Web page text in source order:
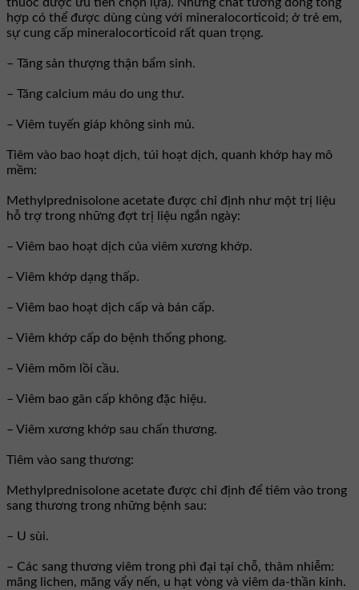
thuốc được ưu tiên chọn lựa). Những chất tương đồng tổng
hợp có thể được dùng cùng với mineralocorticoid; ở trẻ em,
sự cung cấp mineralocorticoid rất quan trọng.
– Tăng sản thượng thận bẩm sinh.
– Tăng calcium máu do ung thư.
– Viêm tuyến giáp không sinh mủ.
Tiêm vào bao hoạt dịch, túi hoạt dịch, quanh khớp hay mô
mềm:
Methylprednisolone acetate được chỉ định như một trị liệu
hỗ trợ trong những đợt trị liệu ngắn ngày:
– Viêm bao hoạt dịch của viêm xương khớp.
– Viêm khớp dạng thấp.
– Viêm bao hoạt dịch cấp và bán cấp.
– Viêm khớp cấp do bệnh thống phong.
– Viêm mõm lồi cầu.
– Viêm bao gân cấp không đặc hiệu.
– Viêm xương khớp sau chấn thương.
Tiêm vào sang thương:
Methylprednisolone acetate được chỉ định để tiêm vào trong
sang thương trong những bệnh sau:
– U sùi.
– Các sang thương viêm trong phì đại tại chỗ, thâm nhiễm:
mãng lichen, mãng vẩy nến, u hạt vòng và viêm da-thần kinh.